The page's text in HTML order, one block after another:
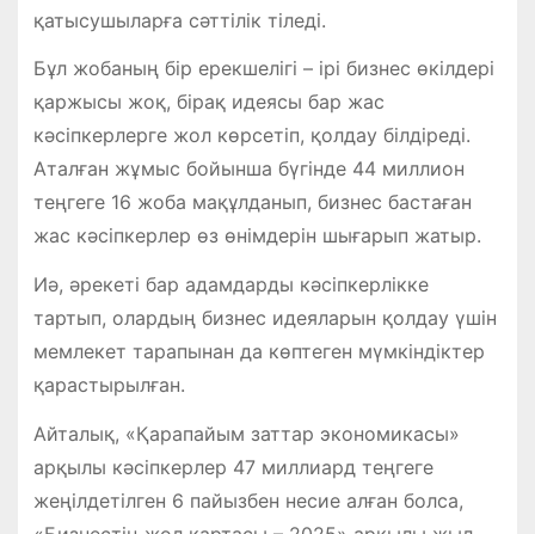
қатысушыларға сәттілік тіледі.
Бұл жобаның бір ерекшелігі – ірі бизнес өкілдері
қаржысы жоқ, бірақ идеясы бар жас
кәсіпкерлерге жол көрсетіп, қолдау білдіреді.
Аталған жұмыс бойынша бүгінде 44 миллион
теңгеге 16 жоба мақұлданып, бизнес бастаған
жас кәсіпкерлер өз өнімдерін шығарып жатыр.
Иә, әрекеті бар адамдарды кәсіпкерлікке
тартып, олардың бизнес идеяларын қолдау үшін
мемлекет тарапынан да көптеген мүмкіндіктер
қарастырылған.
Айталық, «Қарапайым заттар экономикасы»
арқылы кәсіпкерлер 47 миллиард теңгеге
жеңілдетілген 6 пайызбен несие алған болса,